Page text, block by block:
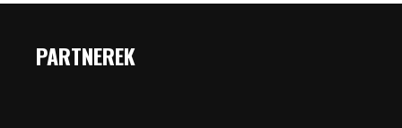
PARTNEREK